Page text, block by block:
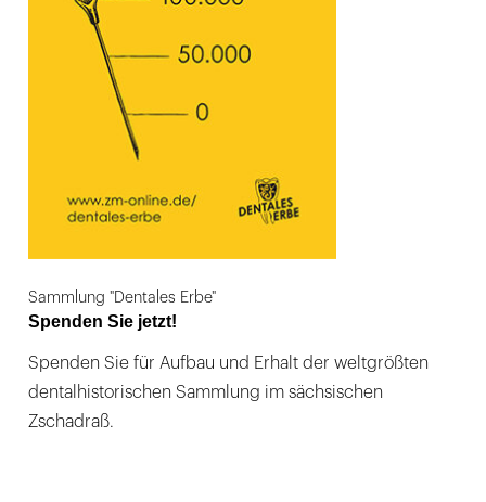
Sammlung "Dentales Erbe"
Spenden Sie jetzt!
Spenden Sie für Aufbau und Erhalt der weltgrößten
dentalhistorischen Sammlung im sächsischen
Zschadraß.